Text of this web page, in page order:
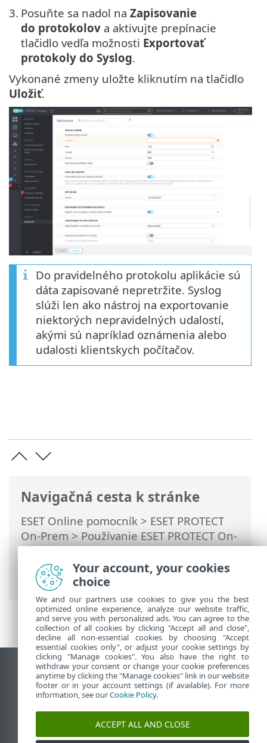
Navigačná cesta k stránke
ESET Online pomocník > ESET PROTECT
On-Prem>Používanie ESET PROTECT On-
Prem>Hlavné menu ESET PROTECT On-
Prem>Viac>Exportovanie protokolov do
Syslogu> Syslog server
3. Posuňte sa nadol na Zapisovanie
do protokolov a aktivujte prepínacie
tlačidlo vedľa možnosti Exportovať
protokoly do Syslog.
Vykonané zmeny uložte kliknutím na tlačidlo
Uložiť.
Do pravidelného protokolu aplikácie sú
dáta zapisované nepretržite. Syslog
slúži len ako nástroj na exportovanie
niektorých nepravidelných udalostí,
akými sú napríklad oznámenia alebo
udalosti klientskych počítačov.
Zobraziť stránku ako na počítači
End of Life
Databáza znalostí ESET
ESET Fórum
ESET Status Portal
Your account, your cookies
choice
We and our partners use cookies to give you the best
optimized online experience, analyze our website traffic,
and serve you with personalized ads. You can agree to the
collection of all cookies by clicking "Accept all and close",
decline all non-essential cookies by choosing "Accept
essential cookies only", or adjust your cookie settings by
clicking "Manage cookies". You also have the right to
withdraw your consent or change your cookie preferences
anytime by clicking the "Manage cookies" link in our website
footer or in your account settings (if available). For more
information, see ourCookie Policy.
ACCEPT ALL AND CLOSE